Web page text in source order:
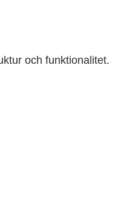
och funktionalitet.